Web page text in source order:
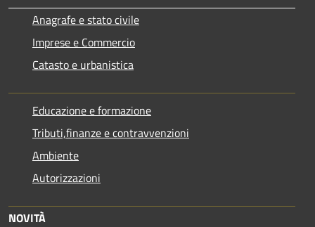
Anagrafe e stato civile
Imprese e Commercio
Catasto e urbanistica
Educazione e formazione
Tributi,finanze e contravvenzioni
Ambiente
Autorizzazioni
NOVITÀ